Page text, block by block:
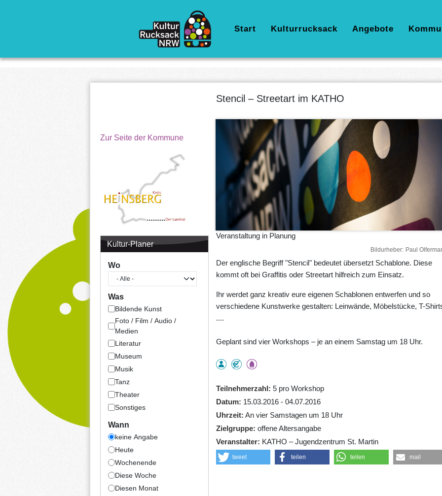
Hauptnavigation
Start Kulturrucksack Angebote
Zur Seite der Kommune
Kultur-Planer
Wo
Was
Bildende Kunst
Foto / Film / Audio /
Medien
Literatur
Museum
Musik
Tanz
Theater
Sonstiges
Wann
keine Angabe
Heute
Wochenende
Diese Woche
Diesen Monat
Stencil – Streetart im KATHO
Veranstaltung in Planung
Bildurheber Paul
Der englische Begriff "Stencil" bedeutet übersetzt Schablone. Diese
kommt oft bei Graffitis oder Streetart hilfreich zum Einsatz.
Ihr werdet ganz kreativ eure eigenen Schablonen entwerfen und so
verschiedene Kunstwerke gestalten: Leinwände, Möbelstücke, T-
....
Geplant sind vier Workshops – je an einem Samstag um 18 Uhr.
Teilnehmerzahl 5 pro Workshop
Datum
15.03.2016 - 04.07.2016
Uhrzeit An vier Samstagen um 18 Uhr
Zielgruppe offene Altersangabe
Veranstalter
KATHO – Jugendzentrum St. Martin
tweet teilen teilen mail